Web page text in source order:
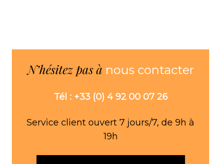
N’hésitez pas à nous contacter
Tél : +33 (0) 4 92 00 07 26
Service client ouvert 7 jours/7, de 9h à
19h